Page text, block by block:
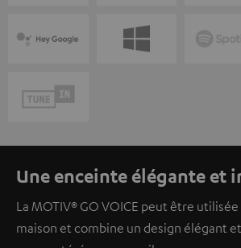
Une enceinte élégante et
La MOTIV® GO VOICE peut être
maison et combine un design élégant